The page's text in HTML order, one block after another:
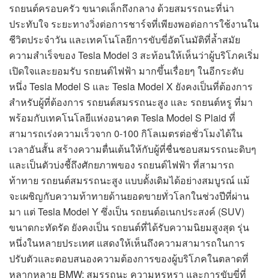
รถยนต์ครอบครัว ขนาดเล็กถึงกลาง ด้วยสมรรถนะที่น่า
ประทับใจ ระยะทางวิ่งต่อการชาร์จที่เพียงพอต่อการใช้งานใน
ชีวิตประจำวัน และเทคโนโลยีการขับขี่อัตโนมัติที่ล้ำสมัย
ความสำเร็จของ Tesla Model 3 สะท้อนให้เห็นว่าผู้บริโภคเริ่ม
เปิดใจและยอมรับ รถยนต์ไฟฟ้า มากขึ้นเรื่อยๆ ในอีกระดับ
หนึ่ง Tesla Model S และ Tesla Model X ยังคงเป็นที่ต้องการ
สำหรับผู้ที่ต้องการ รถยนต์สมรรถนะสูง และ รถยนต์หรู ที่มา
พร้อมกับเทคโนโลยีแห่งอนาคต Tesla Model S Plaid ที่
สามารถเร่งความเร็วจาก 0-100 กิโลเมตรต่อชั่วโมงได้ใน
เวลาอันสั้น สร้างความตื่นเต้นให้กับผู้ที่ชื่นชอบสมรรถนะดิบๆ
และเป็นตัวบ่งชี้ถึงศักยภาพของ รถยนต์ไฟฟ้า ที่สามารถ
ท้าทาย รถยนต์สมรรถนะสูง แบบดั้งเดิมได้อย่างสมบูรณ์ แม้
จะเผชิญกับความท้าทายด้านยอดขายทั่วโลกในช่วงปีที่ผ่าน
มา แต่ Tesla Model Y ซึ่งเป็น รถยนต์อเนกประสงค์ (SUV)
ขนาดกะทัดรัด ยังคงเป็น รถยนต์ที่ได้รับความนิยมสูงสุด รุ่น
หนึ่งในหลายประเทศ แสดงให้เห็นถึงความสามารถในการ
ปรับตัวและตอบสนองความต้องการของผู้บริโภคในตลาดที่
หลากหลาย BMW: สมรรถนะ ความหรูหรา และการขับขี่ที่